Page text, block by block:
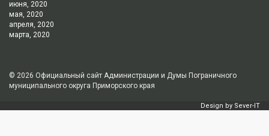
июня, 2020
мая, 2020
апреля, 2020
марта, 2020
© 2026 Официальный сайт Администрации и Думы Пограничного
муниципального округа Приморского края
Design by Sever-IT